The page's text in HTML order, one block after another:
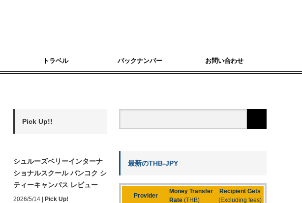
トラベル バックナンバー お問い合わせ
Pick Up!!
シュルーズベリーインターナ
ショナルスクール バンコク シ
ティーキャンパス レビュー
2026/5/14 Pick Up!
最新のTHB-JPY